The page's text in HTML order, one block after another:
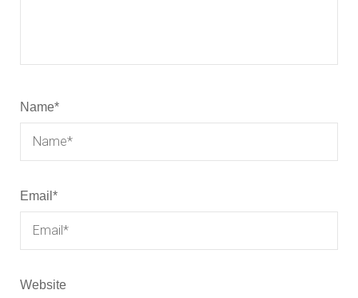
Name*
Email *
Website